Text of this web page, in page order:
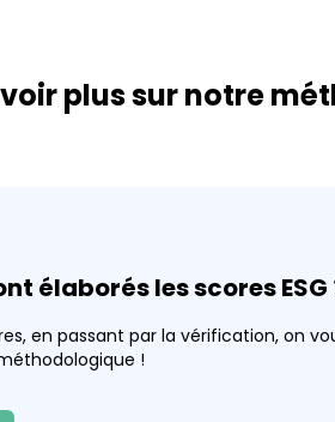
plus sur notre
élaborés les scores ESG
en passant par la vérification, on
!